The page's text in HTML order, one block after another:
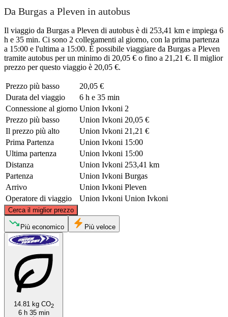
Da Burgas a Pleven in autobus
Il viaggio da Burgas a Pleven di autobus è di 253,41 km e impiega 6
h e 35 min. Ci sono 2 collegamenti al giorno, con la prima partenza
a 15:00 e l'ultima a 15:00. È possibile viaggiare da Burgas a Pleven
tramite autobus per un minimo di 20,05 € o fino a 21,21 €. Il miglior
prezzo per questo viaggio è 20,05 €.
Prezzo più basso
20,05 €
Durata del viaggio
6 h e 35 min
Connessione al giorno Union Ivkoni 2
Prezzo più basso
Union Ivkoni 20,05 €
Il prezzo più alto
Union Ivkoni 21,21 €
Prima Partenza
Union Ivkoni 15:00
Ultima partenza
Union Ivkoni 15:00
Distanza
Union Ivkoni 253,41 km
Partenza
Union Ivkoni Burgas
Arrivo
Union Ivkoni Pleven
Operatore di viaggio
Union Ivkoni Union Ivkoni
Cerca il miglior prezzo
Pleven
©CARTO, © OpenStreetMap
Più economico Più veloce
14.81 kg CO2
6 h 35 min